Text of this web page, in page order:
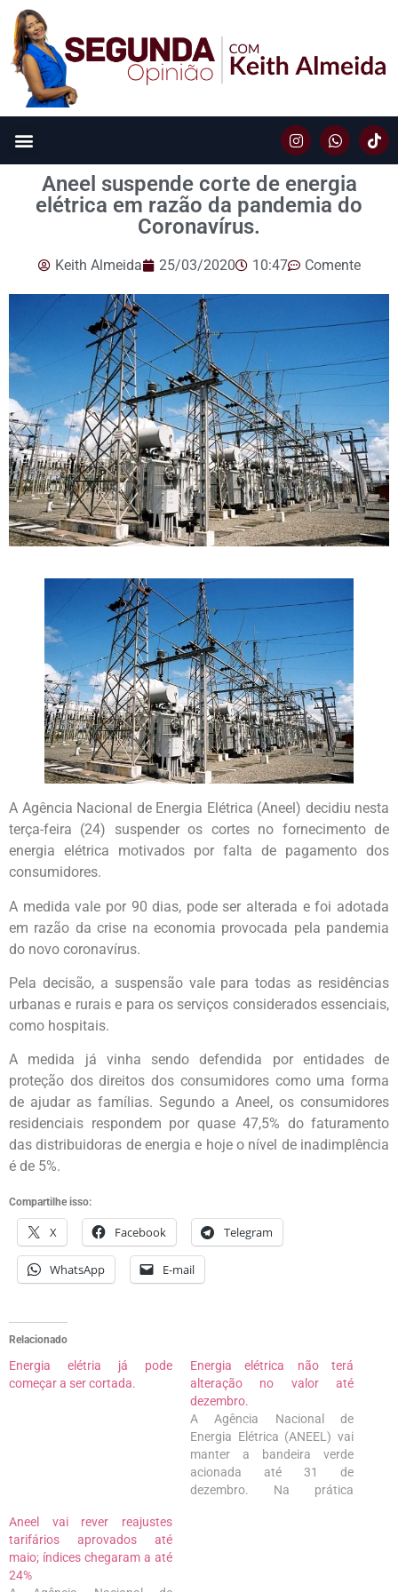
Aneel suspende corte de energia
elétrica em razão da pandemia do
Coronavírus.
Keith Almeida 25/03/2020 10:47 Comente
A Agência Nacional de Energia Elétrica (Aneel) decidiu nesta
terça-feira (24) suspender os cortes no fornecimento de
energia elétrica motivados por falta de pagamento dos
consumidores.
A medida vale por 90 dias, pode ser alterada e foi adotada
em razão da crise na economia provocada pela pandemia
do novo coronavírus.
Pela decisão, a suspensão vale para todas as residências
urbanas e rurais e para os serviços considerados essenciais,
como hospitais.
A medida já vinha sendo defendida por entidades de
proteção dos direitos dos consumidores como uma forma
de ajudar as famílias. Segundo a Aneel, os consumidores
residenciais respondem por quase 47,5% do faturamento
das distribuidoras de energia e hoje o nível de inadimplência
é de 5%.
Compartilhe isso:
X Facebook Telegram
WhatsApp E-mail
Relacionado
Energia elétria já pode
começar a ser cortada.
Energia elétrica não terá
alteração no valor até
dezembro.
A Agência Nacional de
Energia Elétrica (ANEEL) vai
manter a bandeira verde
acionada até 31 de
dezembro. Na prática
Aneel vai rever reajustes
tarifários aprovados até
maio; índices chegaram a até
24%